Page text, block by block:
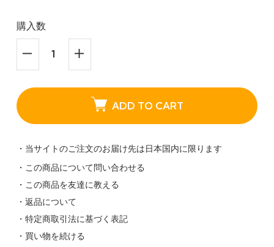
購入数
ADD TO CART
・当サイトのご注文のお届け先は日本国内に限ります
・この商品について問い合わせる
・この商品を友達に教える
・返品について
・特定商取引法に基づく表記
・買い物を続ける